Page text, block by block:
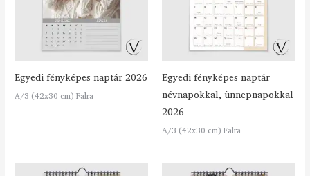
Egyedi fényképes naptár 2026
A/3 (42x30 cm) Falra
Egyedi fényképes naptár
névnapokkal, ünnepnapokkal
2026
A/3 (42x30 cm) Falra